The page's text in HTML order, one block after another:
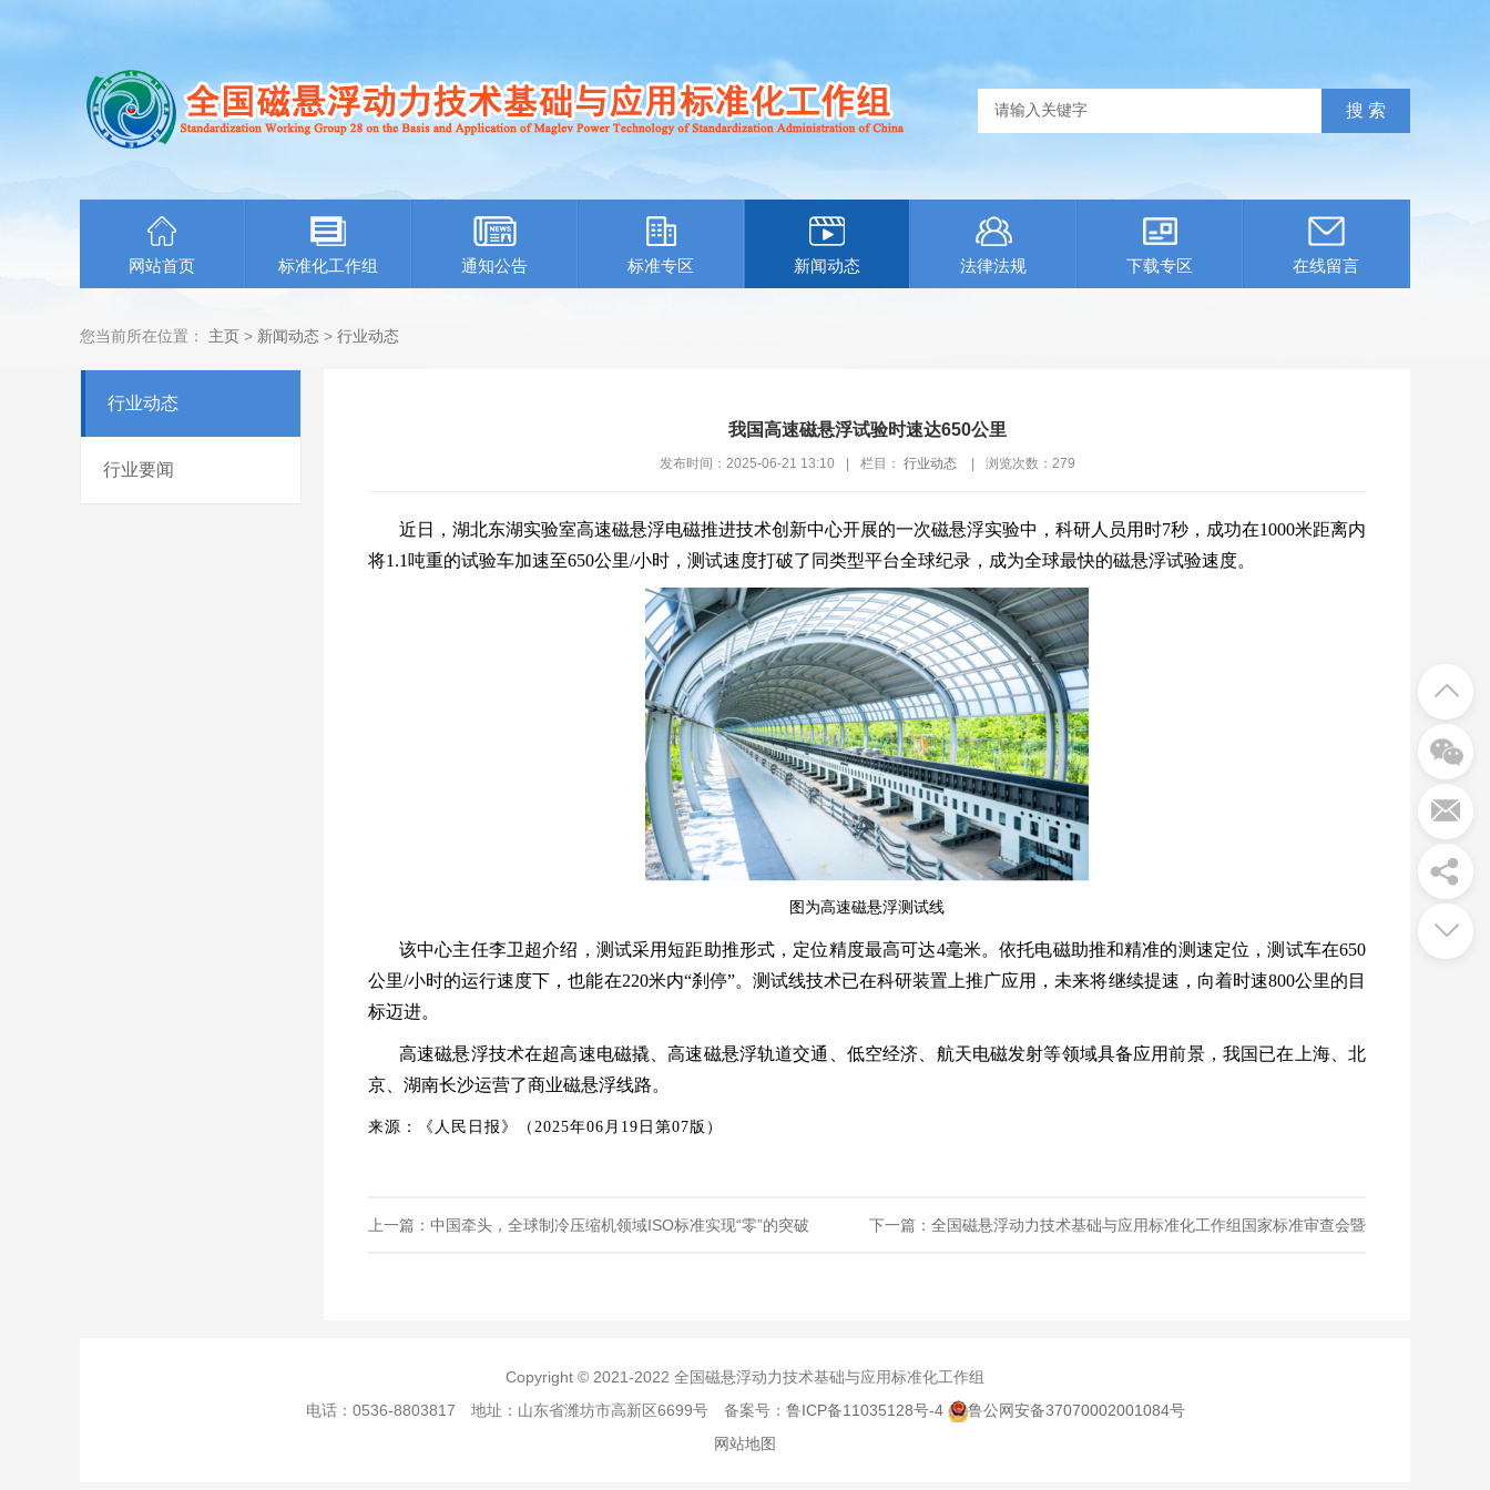
网站首页 标准化工作组 通知公告 标准专区 新闻动态 法律法规 下载专区 在线留言
您当前所在位置： 主页 > 新闻动态 > 行业动态
行业动态
行业要闻
我国高速磁悬浮试验时速达650公里
发布时间：2025-06-21 13:10 栏目： 行业动态 浏览次数： 279
近日，湖北东湖实验室高速磁悬浮电磁推进技术创新中心开展的一次磁悬浮实验中，科研人员用时7秒，成功在1000米距离内
将1.1吨重的试验车加速至650公里/小时，测试速度打破了同类型平台全球纪录，成为全球最快的磁悬浮试验速度。
图为高速磁悬浮测试线
该中心主任李卫超介绍，测试采用短距助推形式，定位精度最高可达4毫米。依托电磁助推和精准的测速定位，测试车在650
公里/小时的运行速度下，也能在220米内“刹停”。测试线技术已在科研装置上推广应用，未来将继续提速，向着时速800公里的目
标迈进。
高速磁悬浮技术在超高速电磁撬、高速磁悬浮轨道交通、低空经济、航天电磁发射等领域具备应用前景，我国已在上海、北
京、湖南长沙运营了商业磁悬浮线路。
来源：《人民日报》（2025年06月19日第07版）
上一篇：中国牵头，全球制冷压缩机领域ISO标准实现“零”的突破 下一篇：全国磁悬浮动力技术基础与应用标准化工作组国家标准审查会暨
Copyright © 2021-2022 全国磁悬浮动力技术基础与应用标准化工作组
电话：0536-8803817 地址：山东省潍坊市高新区6699号 备案号： 鲁ICP备11035128号-4
鲁公网安备37070002001084号
网站地图